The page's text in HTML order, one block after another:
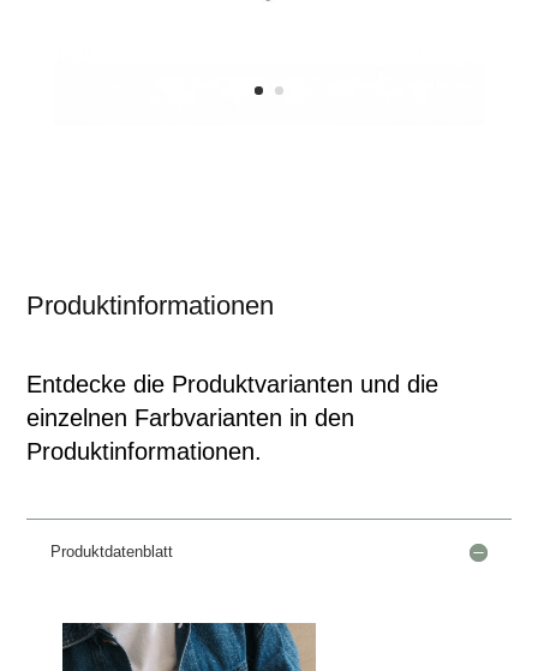
Produktinformationen
Entdecke die Produktvarianten und die
einzelnen Farbvarianten in den
Produktinformationen.
Produktdatenblatt